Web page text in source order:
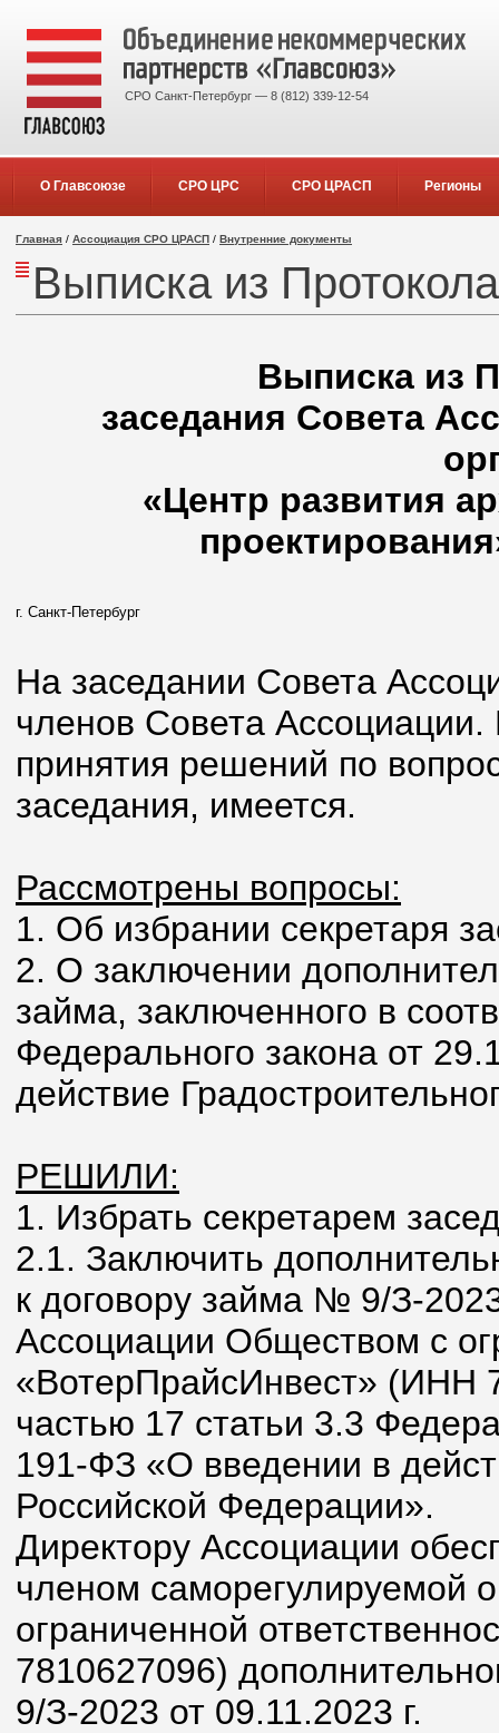
СРО Санкт-Петербург — 8 (812) 339-12-54
О Главсоюзе СРО ЦРС СРО ЦРАСП Регионы
Главная / Ассоциация СРО ЦРАСП / Внутренние документы
Выписка из
Выписка из
заседания Совета
«Центр развития
г. Санкт-Петербург
На заседании Совета
членов Совета
принятия решений по
заседания, имеется.
Рассмотрены вопросы:
1. Об избрании секретаря
2. О заключении
займа, заключенного в
Федерального закона от
действие
РЕШИЛИ:
1. Избрать секретарем
2.1. Заключить
к договору займа № 9/З-
Ассоциации Обществом с
«ВотерПрайсИнвест» (ИНН
частью 17 статьи 3.3
191-ФЗ «О введении в
Российской Федерации».
Директору Ассоциации
членом саморегулируемой
ограниченной
7810627096)
9/З-2023 от 09.11.2023 г.